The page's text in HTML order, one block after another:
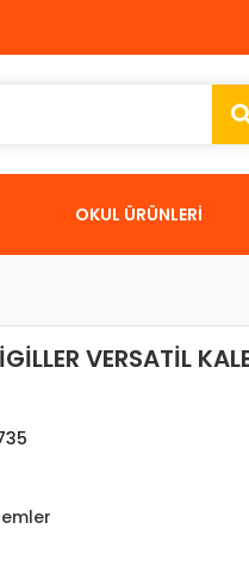
OKUL ÜRÜNLERİ
VERSATİL